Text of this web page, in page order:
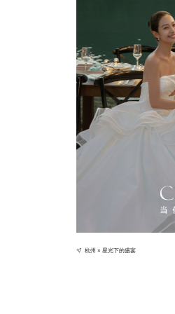
杭州 × 星光下的盛宴